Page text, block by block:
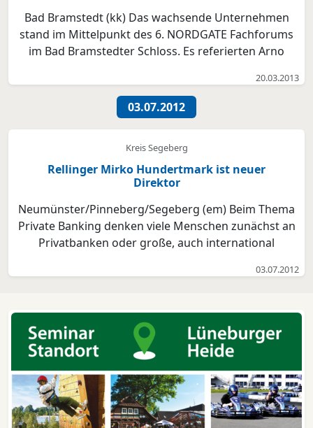
Bad Bramstedt (kk) Das wachsende Unternehmen
stand im Mittelpunkt des 6. NORDGATE Fachforums
im Bad Bramstedter Schloss. Es referierten Arno
Südholstein) und Jan Marcus (Paul Hildebrandt AG)
aus dem Blickwinkel des Bauträgers,
Finanzdienstleisters und Unte...
20.03.2013
03.07.2012
Kreis Segeberg
Rellinger Mirko Hundertmark ist neuer
Direktor
Neumünster/Pinneberg/Segeberg (em) Beim Thema
Private Banking denken viele Menschen zunächst an
Privatbanken oder große, auch international
einem guten und ganzheitlichen Private Banking
Südholstein gib...
03.07.2012